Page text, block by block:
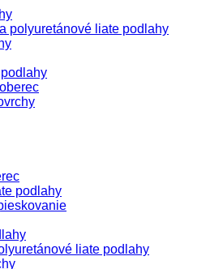
polyuretánové liate podlahy
podlahy
liate podlahy